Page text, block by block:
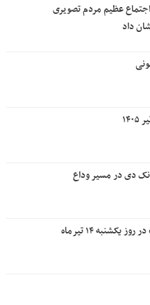
اجتماع عظیم مردم تصویری
داد
دی در مسیر وداع
۱۴ تیرماه